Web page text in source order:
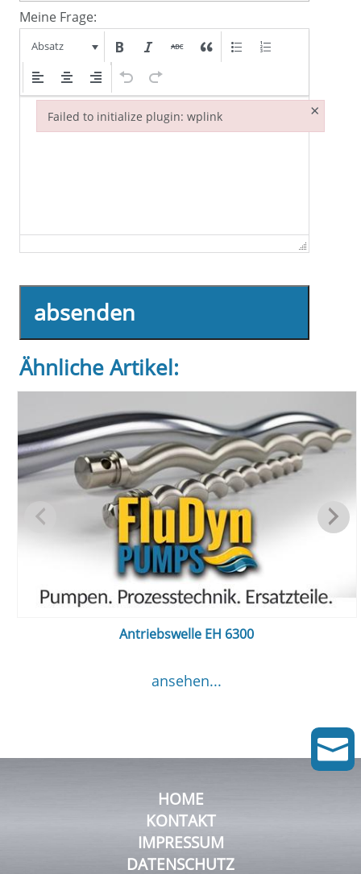
Meine Frage:
Absatz
absenden
Ähnliche Artikel:
Antriebswelle EH 6300
ansehen...
HOME
KONTAKT
IMPRESSUM
DATENSCHUTZ

Failed to initialize plugin: wplink ×
Failed to initialize plugin: wplink